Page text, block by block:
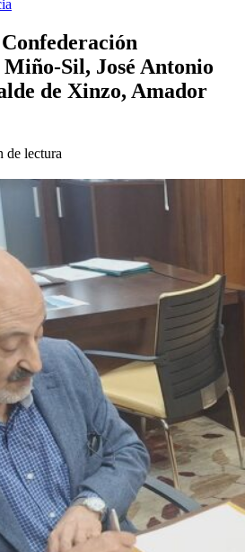
Sil, José Antonio
de Xinzo, Amador
de lectura